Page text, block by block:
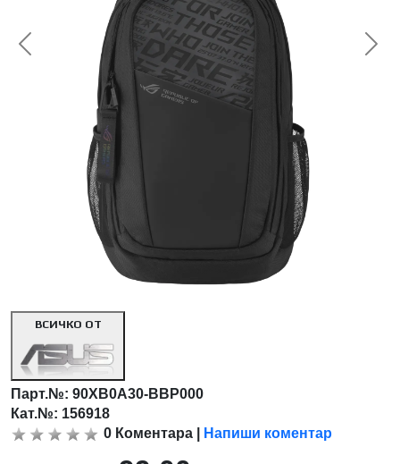
<< Предишна
ВСИЧКО ОТ
Парт.№:90XB0A30-BBP000
Кат.№: 156918
0 Коментара Напиши коментар